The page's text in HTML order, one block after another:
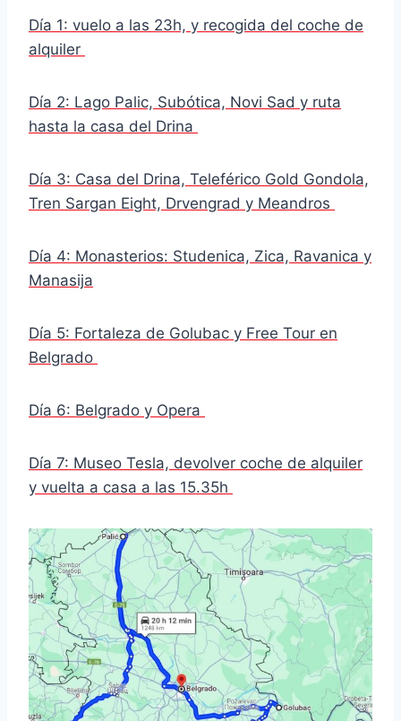
Día 1: vuelo a las 23h, y recogida del coche de
alquiler
Día 2: Lago Palic, Subótica, Novi Sad y ruta
hasta la casa del Drina
Día 3: Casa del Drina, Teleférico Gold Gondola,
Tren Sargan Eight, Drvengrad y Meandros
Día 4: Monasterios: Studenica, Zica, Ravanica y
Manasija
Día 5: Fortaleza de Golubac y Free Tour en
Belgrado
Día 6: Belgrado y Opera
Día 7: Museo Tesla, devolver coche de alquiler
y vuelta a casa a las 15.35h